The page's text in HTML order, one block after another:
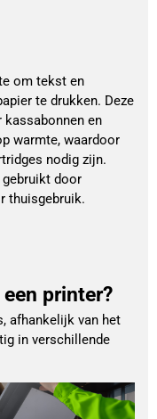
om tekst en
te drukken. Deze
en
warmte, waardoor
nodig zijn.
door
thuisgebruik.
printer?
afhankelijk van het
in verschillende